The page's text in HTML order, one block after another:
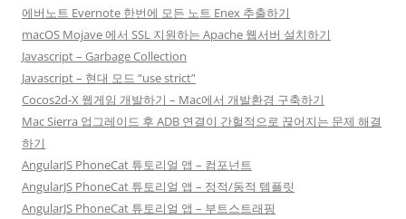
에버노트 Evernote 한번에 모든 노트 Enex 추출하기
macOS Mojave 에서 SSL 지원하는 Apache 웹서버 설치하기
Javascript – Garbage Collection
Javascript – 현대 모드 “use strict”
Cocos2d-X 웹게임 개발하기 – Mac에서 개발환경 구축하기
Mac Sierra 업그레이드 후 ADB 연결이 간헐적으로 끊어지는 문제 해결
하기
AngularJS PhoneCat 튜토리얼 앱 – 컴포넌트
AngularJS PhoneCat 튜토리얼 앱 – 정적/동적 템플릿
AngularJS PhoneCat 튜토리얼 앱 – 부트스트래핑